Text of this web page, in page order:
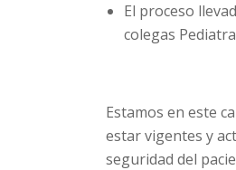
El proceso
colegas
Estamos en este
estar vigentes y
seguridad del